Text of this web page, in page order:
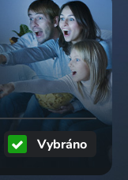
Vybráno